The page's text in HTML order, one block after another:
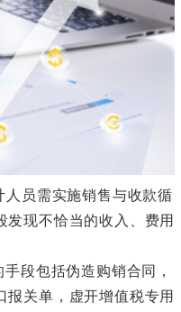
员需实施销售与收款循
发现不恰当的收入、费用
段包括伪造购销合同，
报关单，虚开增值税专用